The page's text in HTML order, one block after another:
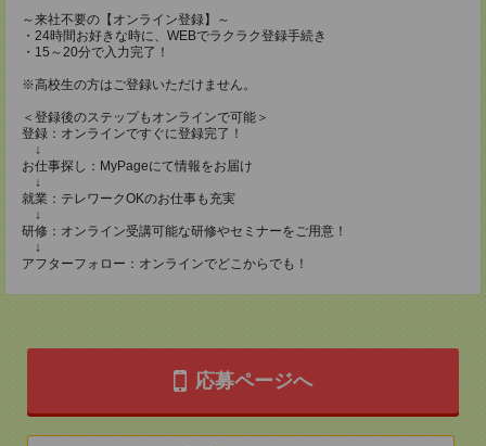
～来社不要の【オンライン登録】～
・24時間お好きな時に、WEBでラクラク登録手続き
・15～20分で入力完了！
※高校生の方はご登録いただけません。
＜登録後のステップもオンラインで可能＞
登録：オンラインですぐに登録完了！
↓
お仕事探し：MyPageにて情報をお届け
↓
就業：テレワークOKのお仕事も充実
↓
研修：オンライン受講可能な研修やセミナーをご用意！
↓
アフターフォロー：オンラインでどこからでも！
応募ページへ